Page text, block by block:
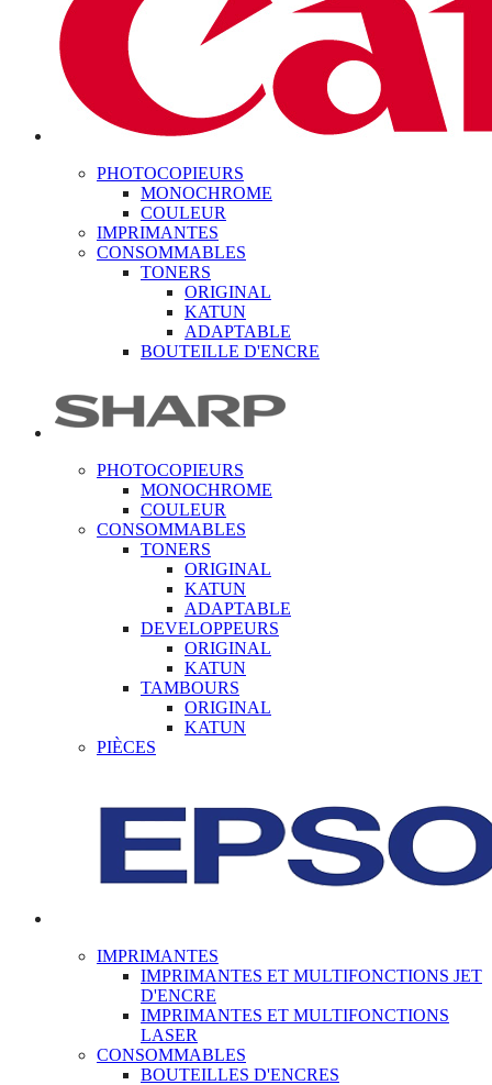
PHOTOCOPIEURS
MONOCHROME
COULEUR
IMPRIMANTES
CONSOMMABLES
TONERS
ORIGINAL
KATUN
ADAPTABLE
BOUTEILLE D'ENCRE
PHOTOCOPIEURS
MONOCHROME
COULEUR
CONSOMMABLES
TONERS
ORIGINAL
KATUN
ADAPTABLE
DEVELOPPEURS
ORIGINAL
KATUN
TAMBOURS
ORIGINAL
KATUN
PIÈCES
IMPRIMANTES
IMPRIMANTES ET MULTIFONCTIONS JET
D'ENCRE
IMPRIMANTES ET MULTIFONCTIONS
LASER
CONSOMMABLES
BOUTEILLES D'ENCRES